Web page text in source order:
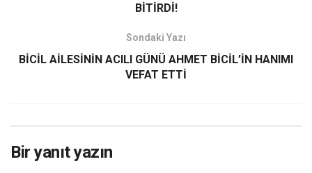
BİTİRDİ!
Sondaki Yazı
BİCİL AİLESİNİN ACILI GÜNÜ AHMET BİCİL’İN HANIMI
VEFAT ETTİ
Bir yanıt yazın